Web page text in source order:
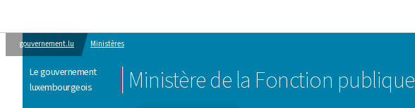
gouvernement.lu Ministères
Le gouvernement
luxembourgeois
Ministère de la Fonction publique